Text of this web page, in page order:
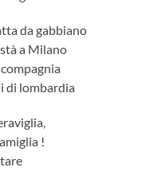
da gabbiano
a Milano
di lombardia
!